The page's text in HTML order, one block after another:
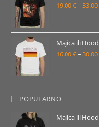
19.00€– 33.00
Majica ili
16.00€– 30.00
POPULARNO
Majica ili